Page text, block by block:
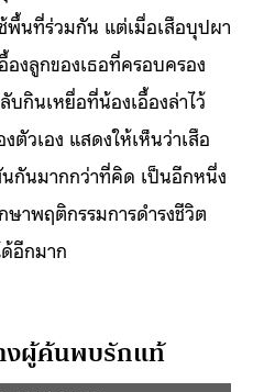
พื้นที่ร่วมกัน แต่เมื่อเสือบุปผา
องลูกของเธอที่ครอบครอง
กินเหยื่อที่น้องเอื้องล่าไว้
วเอง แสดงให้เห็นว่าเสือ
กันมากกว่าที่คิด เป็นอีกหนึ่ง
าพฤติกรรมการดำรงชีวิต
อีกมาก
งผู้ค้นพบรักแท้